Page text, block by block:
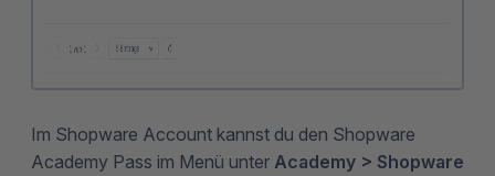
Im Shopware Account kannst du den Shopware
Academy Pass im Menü unter Academy > Shopware